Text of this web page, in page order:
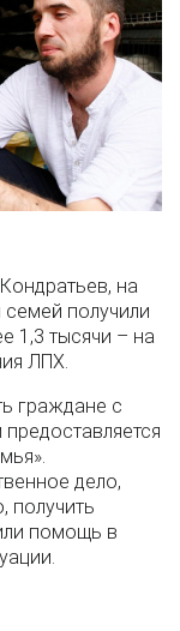
на
получили
1,3 тысячи – на
ЛПХ.
граждане с
дело,
получить
помощь в